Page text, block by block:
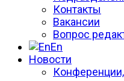
Контакты
Вакансии
Вопрос
En
Новости